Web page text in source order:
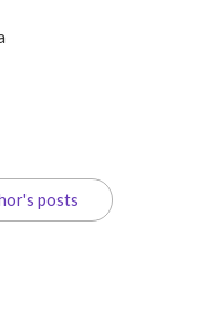
posts